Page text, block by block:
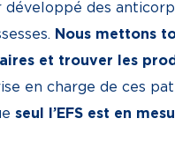
des
Nous mettons
et trouver les
en charge de ces
seul l’EFS est en